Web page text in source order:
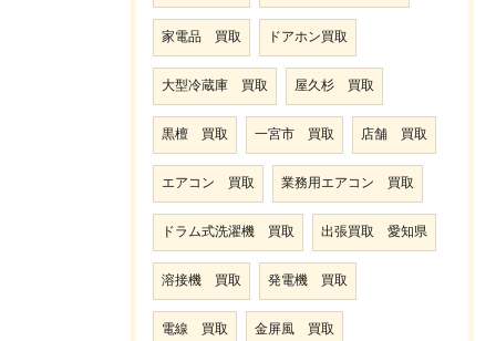
家電品 買取 ドアホン買取
大型冷蔵庫 買取 屋久杉 買取
黒檀 買取 一宮市 買取 店舗 買取
エアコン 買取 業務用エアコン 買取
ドラム式洗濯機 買取 出張買取 愛知県
溶接機 買取 発電機 買取
電線 買取 金屏風 買取